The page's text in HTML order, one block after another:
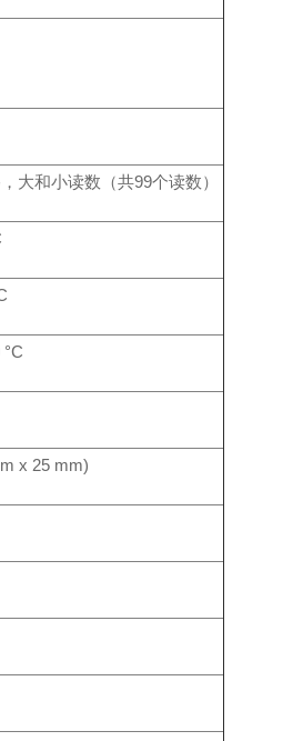
大和小读数（共99个读数）
x 25 mm)